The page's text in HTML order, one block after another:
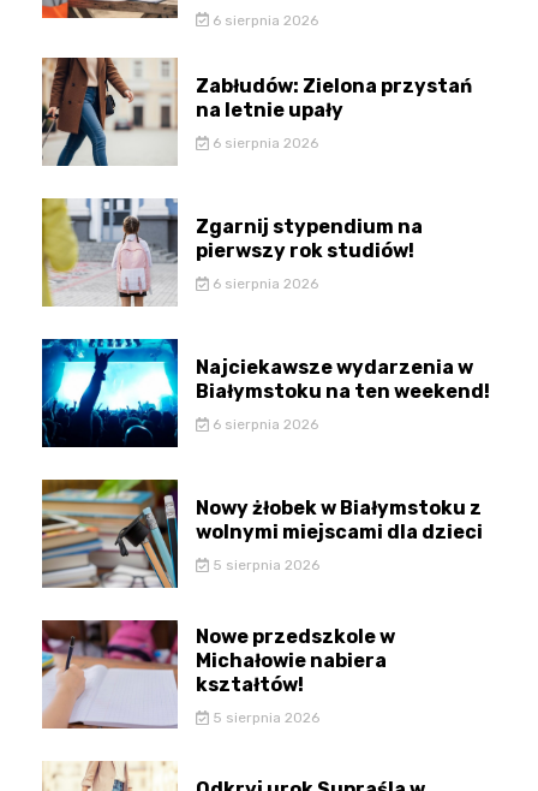
6 sierpnia 2026
Zabłudów: Zielona przystań
na letnie upały
6 sierpnia 2026
Zgarnij stypendium na
pierwszy rok studiów!
6 sierpnia 2026
Najciekawsze wydarzenia w
Białymstoku na ten weekend!
6 sierpnia 2026
Nowy żłobek w Białymstoku z
wolnymi miejscami dla dzieci
5 sierpnia 2026
Nowe przedszkole w
Michałowie nabiera
kształtów!
5 sierpnia 2026